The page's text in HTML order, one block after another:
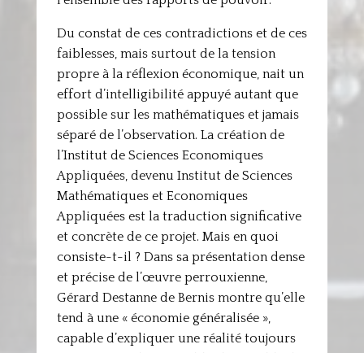
Du constat de ces contradictions et de ces
faiblesses, mais surtout de la tension
propre à la réflexion économique, nait un
effort d’intelligibilité appuyé autant que
possible sur les mathématiques et jamais
séparé de l’observation. La création de
l’Institut de Sciences Economiques
Appliquées, devenu Institut de Sciences
Mathématiques et Economiques
Appliquées est la traduction significative
et concrète de ce projet. Mais en quoi
consiste-t-il ? Dans sa présentation dense
et précise de l’œuvre perrouxienne,
Gérard Destanne de Bernis montre qu’elle
tend à une « économie généralisée »,
capable d’expliquer une réalité toujours